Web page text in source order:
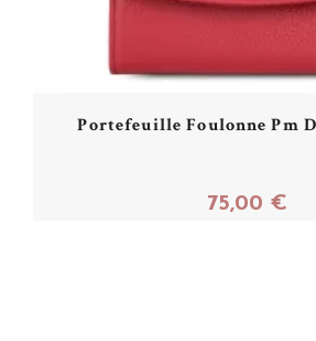
Portefeuille Foulonne Pm
75,00 €